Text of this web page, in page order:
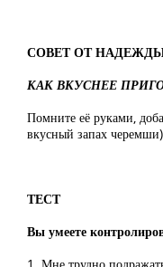
СОВЕТ ОТ
КАК ВКУСНЕЕ
Помните её руками,
вкусный запах
ТЕСТ
Вы умеете